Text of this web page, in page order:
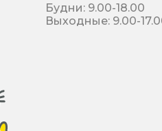
Будни: 9.00-18.00
Выходные: 9.00-